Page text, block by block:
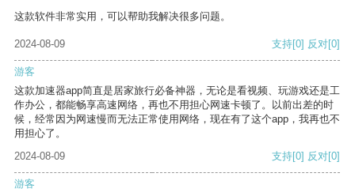
这款软件非常实用，可以帮助我解决很多问题。
2024-08-09 支持[0] 反对[0]
游客
这款加速器app简直是居家旅行必备神器，无论是看视频、玩游戏还是工
作办公，都能畅享高速网络，再也不用担心网速卡顿了。以前出差的时
候，经常因为网速慢而无法正常使用网络，现在有了这个app，我再也不
用担心了。
2024-08-09
支持[0] 反对[0]
游客